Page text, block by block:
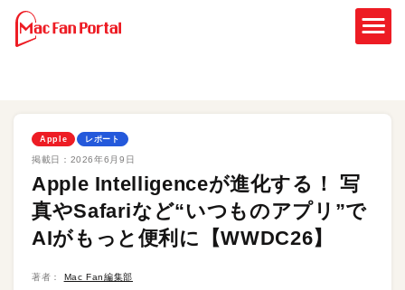
Apple レポート
掲載日： 2026年6月9日
Apple Intelligenceが進化する！ 写
真やSafariなど“いつものアプリ”で
AIがもっと便利に【WWDC26】
著者： Mac Fan編集部